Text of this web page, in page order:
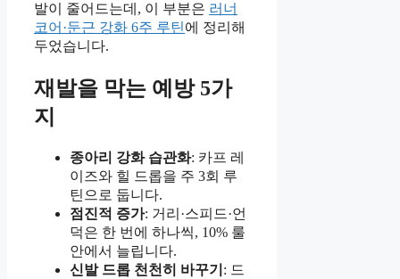
발이 줄어드는데, 이 부분은 러너
코어·둔근 강화 6주 루틴에 정리해
두었습니다.
재발을 막는 예방 5가
지
종아리 강화 습관화: 카프 레
이즈와 힐 드롭을 주 3회 루
틴으로 둡니다.
점진적 증가: 거리·스피드·언
덕은 한 번에 하나씩, 10% 룰
안에서 늘립니다.
신발 드롭 천천히 바꾸기 : 드